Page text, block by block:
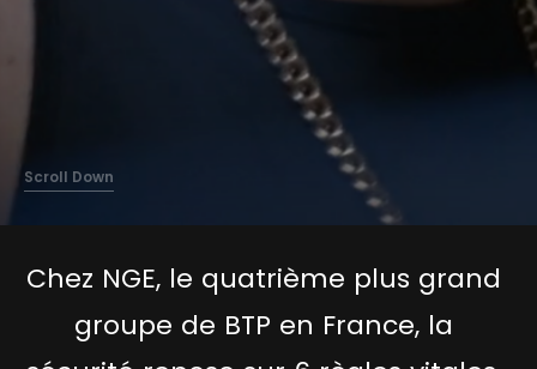
Scroll Down
Chez NGE, le quatrième plus grand
groupe de BTP en France, la